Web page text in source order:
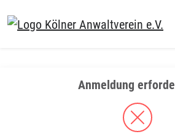
Anmeldung